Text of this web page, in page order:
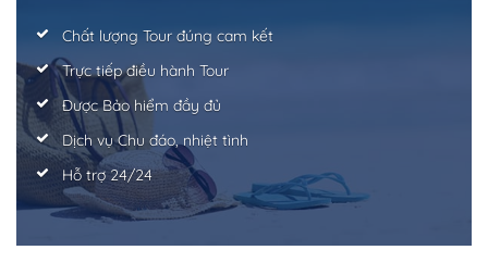
Chất lượng Tour đúng cam kết
Trực tiếp điều hành Tour
Được Bảo hiểm đầy đủ
Dịch vụ Chu đáo, nhiệt tình
Hỗ trợ 24/24